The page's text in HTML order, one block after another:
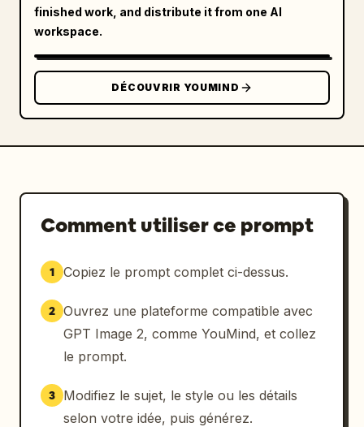
finished work, and distribute it from one AI
workspace.
DÉCOUVRIR YOUMIND
Comment utiliser ce prompt
1 Copiez le prompt complet ci-dessus.
2 Ouvrez une plateforme compatible avec
GPT Image 2, comme YouMind, et collez
le prompt.
3
Modifiez le sujet, le style ou les détails
selon votre idée, puis générez.